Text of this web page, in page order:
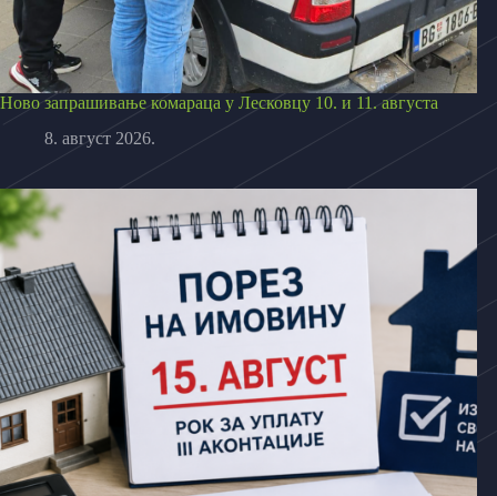
Ново запрашивање комараца у Лесковцу 10. и 11. августа
8. август 2026.